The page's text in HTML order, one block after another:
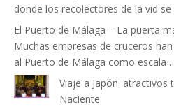
donde los recolectores de la vid
El Puerto de Málaga – La puerta
Muchas empresas de cruceros
al Puerto de Málaga como escala
Viaje a Japón: atractivos
Naciente